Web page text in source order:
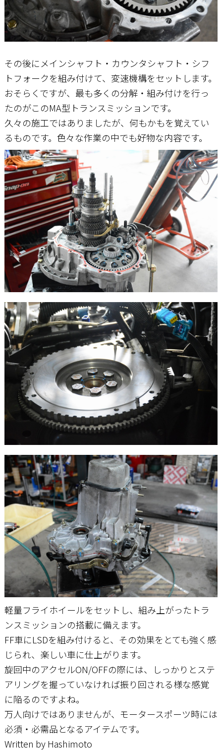
その後にメインシャフト・カウンタシャフト・シフ
トフォークを組み付けて、変速機構をセットします。
おそらくですが、最も多くの分解・組み付けを行っ
たのがこのMA型トランスミッションです。
久々の施工ではありましたが、何もかもを覚えてい
るものです。色々な作業の中でも好物な内容です。
軽量フライホイールをセットし、組み上がったトラ
ンスミッションの搭載に備えます。
FF車にLSDを組み付けると、その効果をとても強く感
じられ、楽しい車に仕上がります。
旋回中のアクセルON/OFFの際には、しっかりとステ
アリングを握っていなければ振り回される様な感覚
に陥るのですよね。
万人向けではありませんが、モータースポーツ時には
必須・必需品となるアイテムです。
Written by Hashimoto